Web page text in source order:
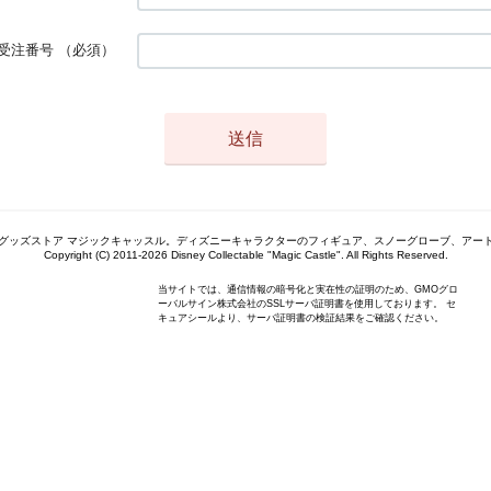
注番号 （必須）
ッズストア マジックキャッスル。ディズニーキャラクターのフィギュア、スノーグローブ、アー
Copyright (C) 2011-2026 Disney Collectable "Magic Castle". All Rights Reserved.
当サイトでは、通信情報の暗号化と実在性の証明のため、GMOグロ
ーバルサイン株式会社のSSLサーバ証明書を使用しております。 セ
キュアシールより、サーバ証明書の検証結果をご確認ください。